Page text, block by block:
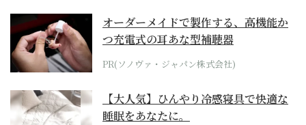
オーダーメイドで製作する、高機能か
つ充電式の耳あな型補聴器
PR(ソノヴァ・ジャパン株式会社)
【大人気】ひんやり冷感寝具で快適な
睡眠をあなたに。